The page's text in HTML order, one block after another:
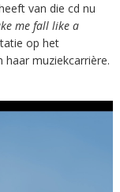
van die cd nu
me fall like a
op het
muziekcarrière.